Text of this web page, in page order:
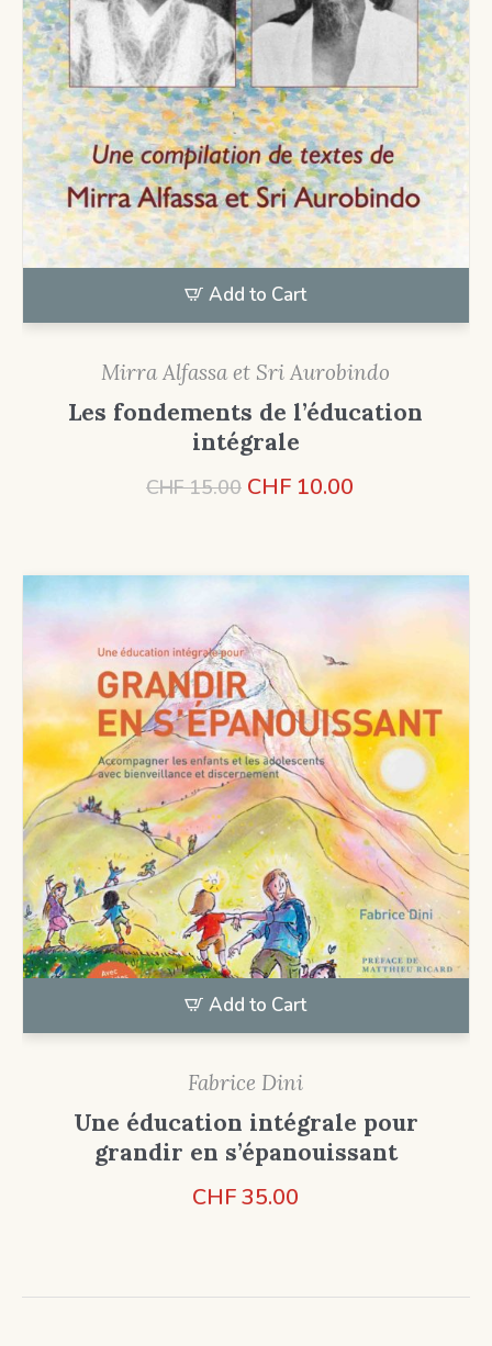
Add to Cart
Mirra Alfassa et Sri Aurobindo
Les fondements de l’éducation
intégrale
CHF 15.00 Le
était :
CHF 15.00.
CHF 10.00Le
est :
CHF 10.00.
Add to Cart
Fabrice Dini
Une éducation intégrale pour
grandir en s’épanouissant
CHF 35.00